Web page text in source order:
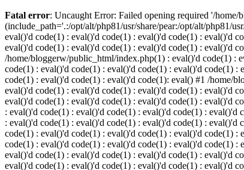
Fatal error: Uncaught Error: Failed opening required '/
(include_path='.:/opt/alt/php81/usr/share/pear:/opt/alt/php81/
eval()'d code(1) : eval()'d code(1) : eval()'d code(1) : eval()'d
eval()'d code(1) : eval()'d code(1) : eval()'d code(1) : eval()'d
/home/bloggerw/public_html/index.php(1) : eval()'d code(1) :
code(1) : eval()'d code(1) : eval()'d code(1) : eval()'d code(1)
code(1) : eval()'d code(1) : eval()'d code(1): eval() #1 /home/
eval()'d code(1) : eval()'d code(1) : eval()'d code(1) : eval()'d
eval()'d code(1) : eval()'d code(1) : eval()'d code(1) : eval()'d
: eval()'d code(1) : eval()'d code(1) : eval()'d code(1) :
: eval()'d code(1) : eval()'d code(1) : eval()'d code(1) :
code(1) : eval()'d code(1) : eval()'d code(1) : eval()'d code(1)
code(1) : eval()'d code(1) : eval()'d code(1) : eval()'d code(1)
eval()'d code(1) : eval()'d code(1) : eval()'d code(1) : eval()'d
eval()'d code(1) : eval()'d code(1) : eval()'d code(1) : eval()'d